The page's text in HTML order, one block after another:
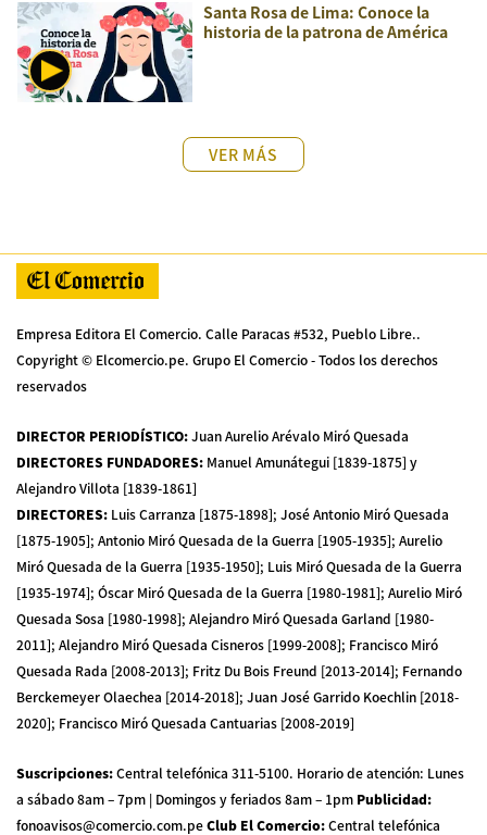
Santa Rosa de Lima: Conoce la
historia de la patrona de América
VER MÁS
Empresa Editora El Comercio. Calle Paracas #532, Pueblo Libre..
Copyright © Elcomercio.pe. Grupo El Comercio - Todos los derechos
reservados
DIRECTOR PERIODÍSTICO:Juan Aurelio Arévalo Miró Quesada
DIRECTORES FUNDADORES: Manuel Amunátegui [1839-1875] y
Alejandro Villota [1839-1861]
DIRECTORES: Luis Carranza [1875-1898]; José Antonio Miró Quesada
[1875-1905]; Antonio Miró Quesada de la Guerra [1905-1935]; Aurelio
Miró Quesada de la Guerra [1935-1950]; Luis Miró Quesada de la Guerra
[1935-1974]; Óscar Miró Quesada de la Guerra [1980-1981]; Aurelio Miró
Quesada Sosa [1980-1998]; Alejandro Miró Quesada Garland [1980-
2011]; Alejandro Miró Quesada Cisneros [1999-2008]; Francisco Miró
Quesada Rada [2008-2013]; Fritz Du Bois Freund [2013-2014]; Fernando
Berckemeyer Olaechea [2014-2018]; Juan José Garrido Koechlin [2018-
2020]; Francisco Miró Quesada Cantuarias [2008-2019]
Suscripciones:Central telefónica 311-5100. Horario de atención: Lunes
a sábado 8am – 7pm | Domingos y feriados 8am – 1pm Publicidad:
fonoavisos@comercio.com.peClub El Comercio:Central telefónica